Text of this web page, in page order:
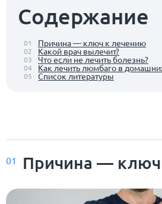
Содержание
01 Причина — ключ к лечению
02 Какой врач вылечит?
03 Что если не лечить болезнь?
04 Как лечить люмбаго в
05 Список литературы
01 Причина —